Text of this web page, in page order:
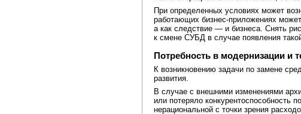
При определенных условиях может
работающих бизнес-приложениях
а как следствие — и бизнеса. Снять
к смене СУБД в случае появления
Потребность в модернизации и
К возникновению задачи по замене
развития.
В случае с внешними изменениями
или потеряло конкурентоспособность
нерациональной с точки зрения